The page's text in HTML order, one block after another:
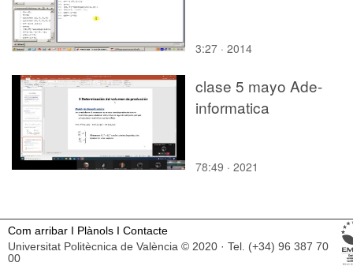
3:27 · 2014
clase 5 mayo Ade-
informatica
78:49 · 2021
Com arribar I Plànols I Contacte
Universitat Politècnica de València © 2020 · Tel. (+34) 96 387 70
00